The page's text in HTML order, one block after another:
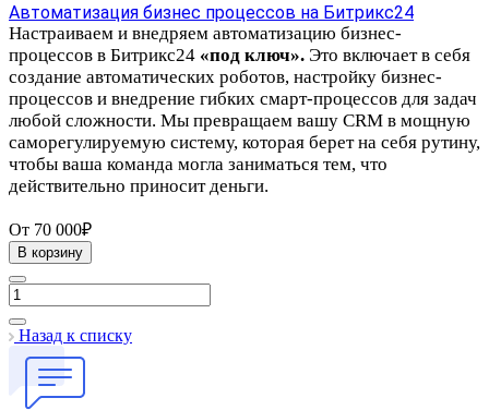
Автоматизация бизнес процессов на Битрикс24
Настраиваем и внедряем автоматизацию бизнес-
процессов в Битрикс24 «под ключ». Это включает в себя
создание автоматических роботов, настройку бизнес-
процессов и внедрение гибких смарт-процессов для задач
любой сложности. Мы превращаем вашу CRM в мощную
саморегулируемую систему, которая берет на себя рутину,
чтобы ваша команда могла заниматься тем, что
действительно приносит деньги.
От 70 000₽
В корзину
Назад к списку